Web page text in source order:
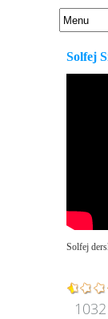
Solfej
Solfej